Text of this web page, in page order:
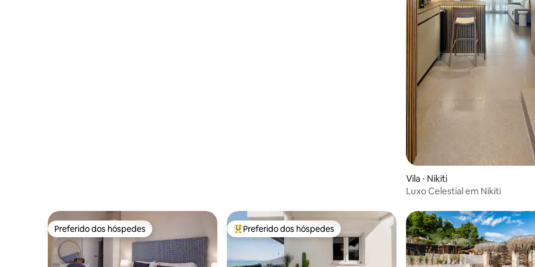
Vila ⋅ Nikiti
Luxo Celestial em Nikiti
Preferido dos hóspedes
Preferido dos hóspedes Entre os melhores preferidos dos hóspedes
Preferido dos hóspedes